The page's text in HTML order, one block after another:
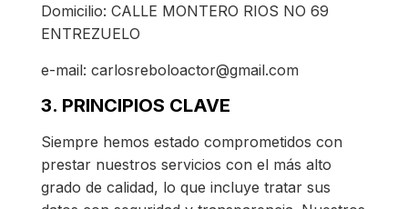
Domicilio: CALLE MONTERO RIOS NO 69
ENTREZUELO
e-mail: carlosreboloactor@gmail.com
3. PRINCIPIOS CLAVE
Siempre hemos estado comprometidos con
prestar nuestros servicios con el más alto
grado de calidad, lo que incluye tratar sus